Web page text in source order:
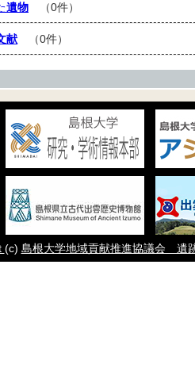
遺物 （0件）
献 （0件）
(c) 島根大学地域貢献推進協議会 遺